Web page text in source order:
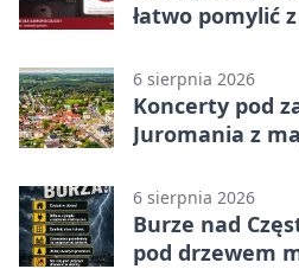
łatwo pomylić
6 sierpnia 2026
Koncerty pod
Juromania z
6 sierpnia 2026
Burze nad
pod drzewem